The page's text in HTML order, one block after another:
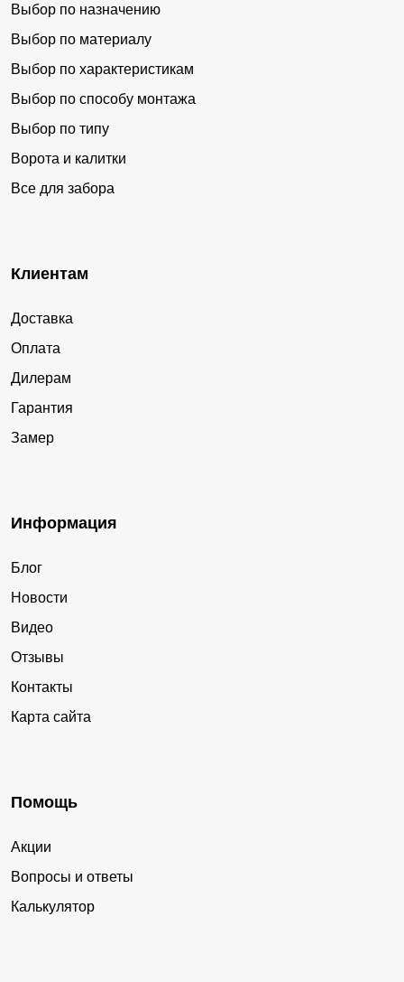
Выбор по назначению
Выбор по материалу
Выбор по характеристикам
Выбор по способу монтажа
Выбор по типу
Ворота и калитки
Все для забора
Клиентам
Доставка
Оплата
Дилерам
Гарантия
Замер
Информация
Блог
Новости
Видео
Отзывы
Контакты
Карта сайта
Помощь
Акции
Вопросы и ответы
Калькулятор